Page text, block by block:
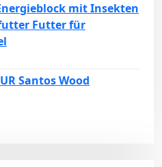
mit Insekten
Futter für
Santos Wood